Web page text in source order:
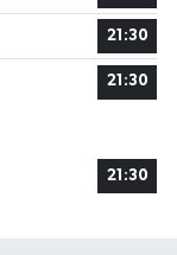
21:30
21:30
21:30